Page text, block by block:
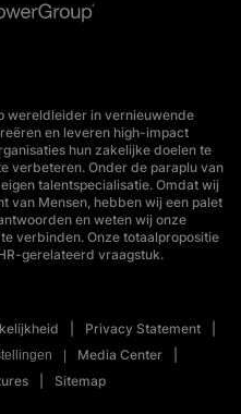
wereldleider in vernieuwende
en leveren high-impact
hun zakelijke doelen te
verbeteren. Onder de paraplu van
talentspecialisatie. Omdat wij
van Mensen, hebben wij een palet
en weten wij onze
verbinden. Onze totaalpropositie
gerelateerd vraagstuk.
Privacy Statement
Media Center
Sitemap